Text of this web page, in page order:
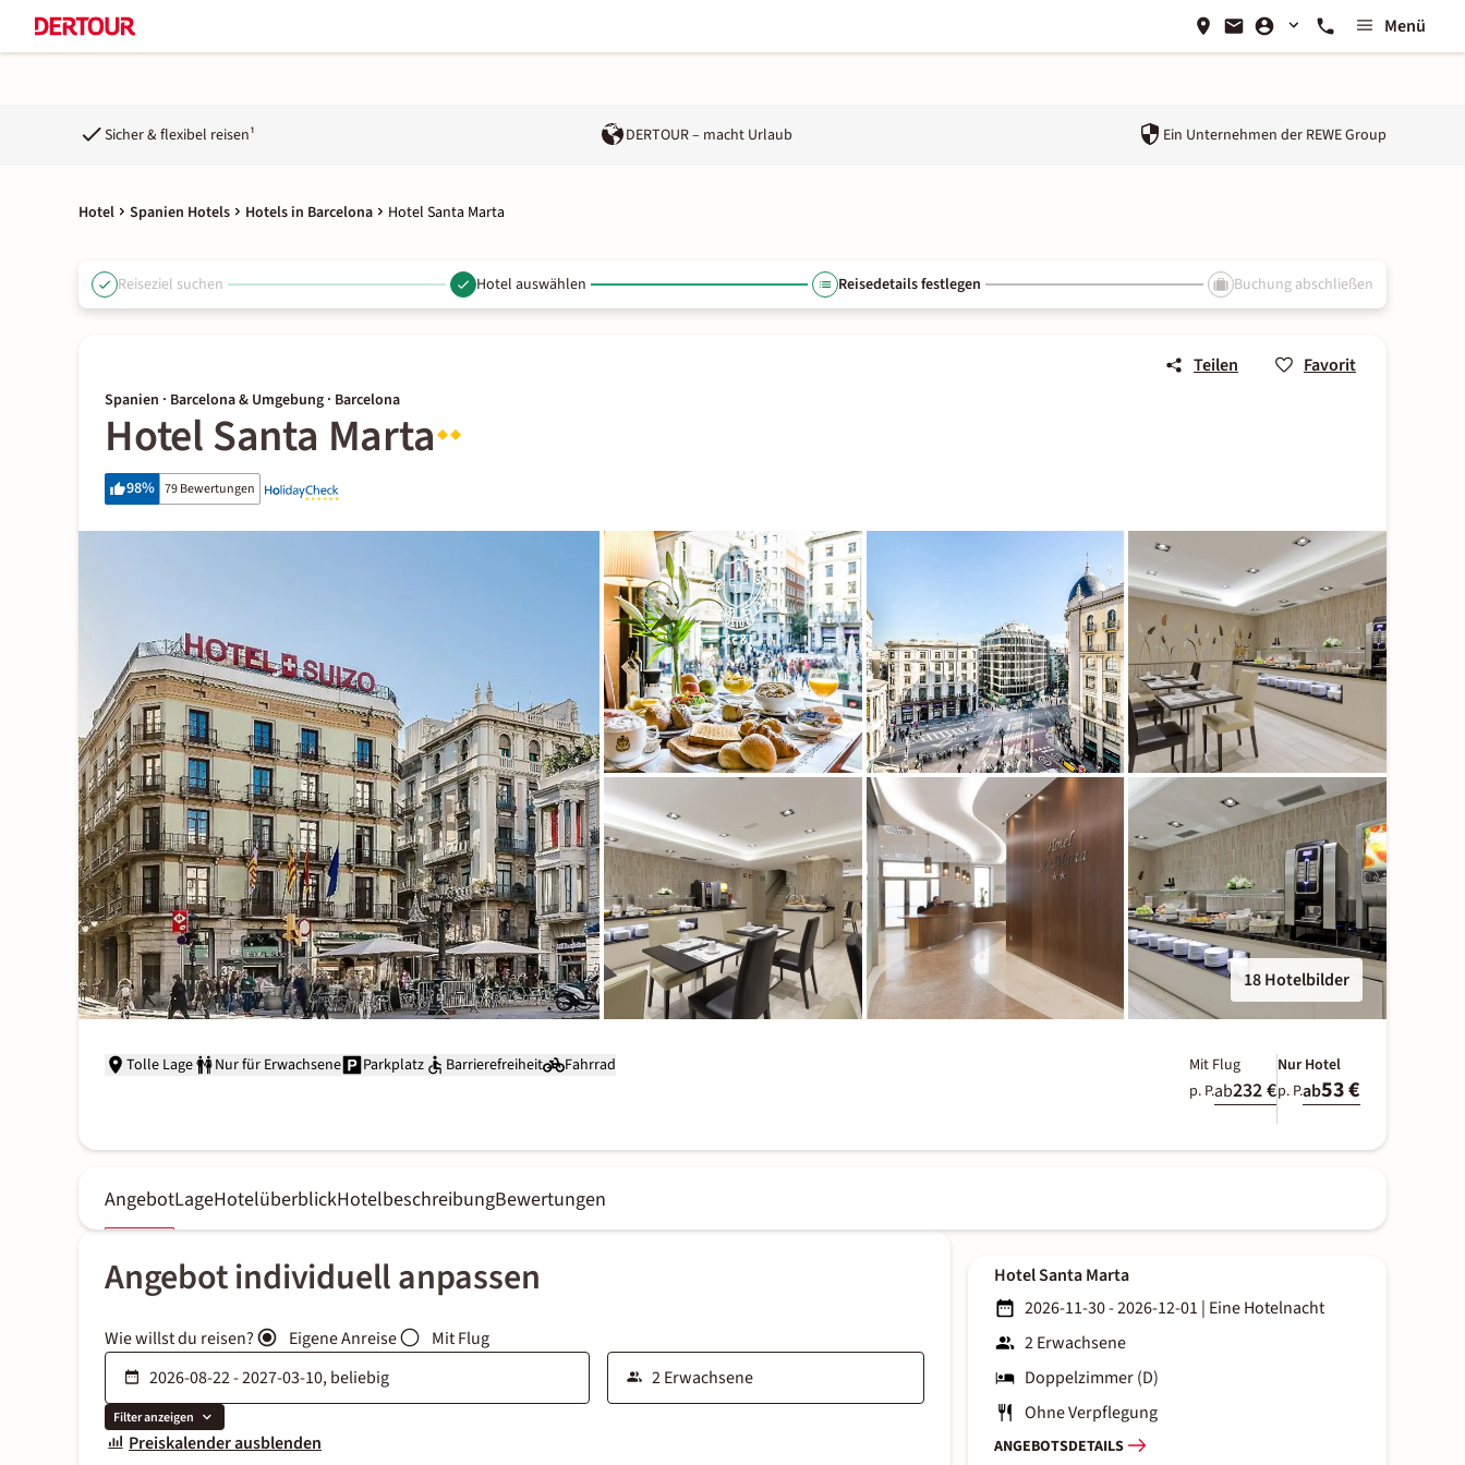
Menü
Sicher & flexibel reisen¹ DERTOUR – macht Urlaub Ein Unternehmen der REWE Group
Hotel Spanien Hotels Hotels in Barcelona Hotel Santa Marta
Reiseziel suchen Hotel auswählen Reisedetails festlegen Buchung abschließen
Teilen Favorit
Spanien · Barcelona & Umgebung · Barcelona
Hotel Santa Marta
98% 79 Bewertungen
18 Hotelbilder
Tolle Lage Nur für Erwachsene Parkplatz Barrierefreiheit Fahrrad
Mit Flug
p. P.ab232 €
Nur Hotel
p. P.ab53 €
AngebotLageHotelüberblickHotelbeschreibungBewertungen
Angebot individuell anpassen
Wie willst du reisen? Eigene Anreise Mit Flug
Filter anzeigen
Preiskalender ausblenden
Hotel Santa Marta
2026-11-30 - 2026-12-01 | Eine Hotelnacht
2 Erwachsene
Doppelzimmer (D)
Ohne Verpflegung
ANGEBOTSDETAILS